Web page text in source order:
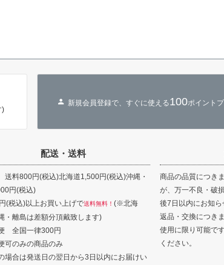
)
新規会員登録で、すぐに使える100ポイント
配送・送料
料800円(税込)北海道1,500円(税込)沖縄・
円(税込)
(税込)以上お買い上げで送料無料！ (※北海
・離島は差額分頂戴致します)
全国一律300円
可のみの商品のみ
場合は発送日の翌日から3日以内にお届けい
商品の品質につき
が、万一不良・破
後7日以内にお知ら
返品・交換につき
使用に限り可能で
ください。